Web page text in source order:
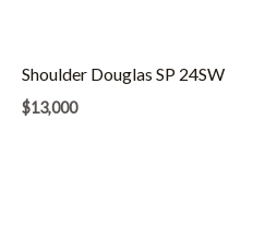
Shoulder Douglas SP 24SW
$13,000